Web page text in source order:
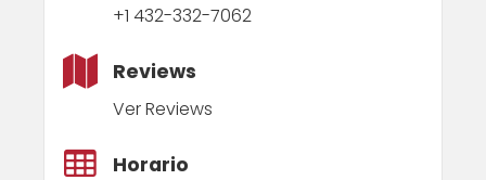
+1 432-332-7062
Reviews
Ver Reviews
Horario